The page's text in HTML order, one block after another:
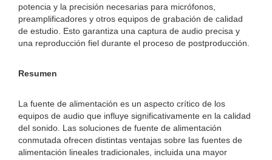
potencia y la precisión necesarias para micrófonos,
preamplificadores y otros equipos de grabación de calidad
de estudio. Esto garantiza una captura de audio precisa y
una reproducción fiel durante el proceso de postproducción.
Resumen
La fuente de alimentación es un aspecto crítico de los
equipos de audio que influye significativamente en la calidad
del sonido. Las soluciones de fuente de alimentación
conmutada ofrecen distintas ventajas sobre las fuentes de
alimentación lineales tradicionales, incluida una mayor